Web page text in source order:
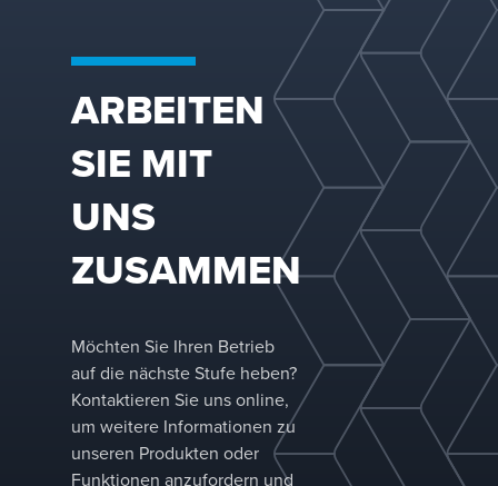
ARBEITEN
SIE MIT
UNS
ZUSAMMEN
Möchten Sie Ihren Betrieb
auf die nächste Stufe heben?
Kontaktieren Sie uns online,
um weitere Informationen zu
unseren Produkten oder
Funktionen anzufordern und